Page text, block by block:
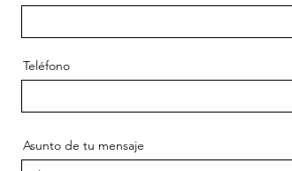
Teléfono
Asunto de tu mensaje